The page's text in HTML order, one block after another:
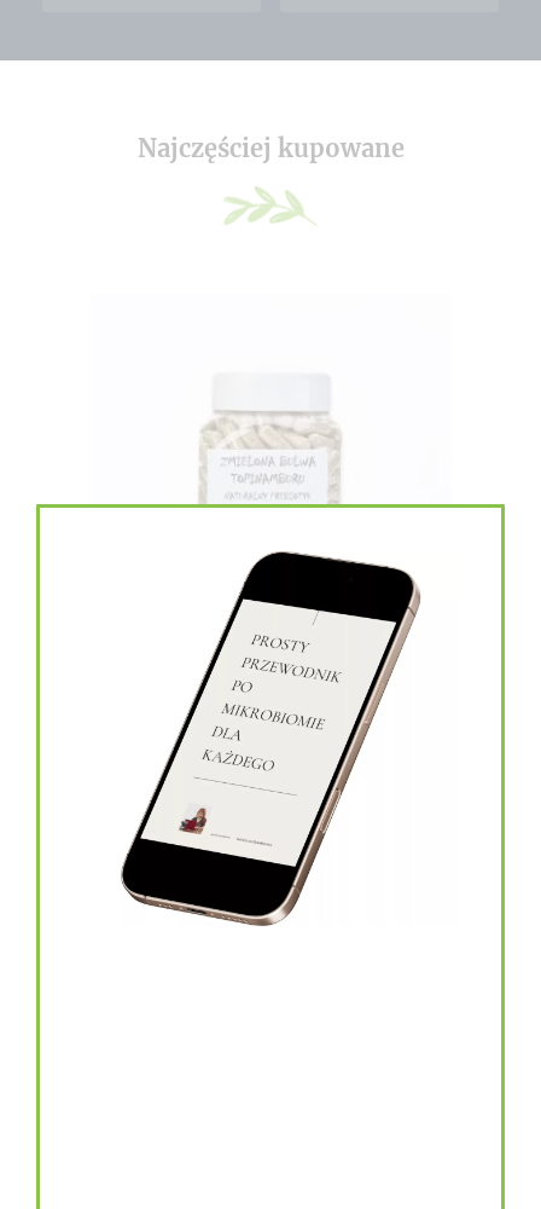
Najczęściej kupowane
topinambur w kapsułkach